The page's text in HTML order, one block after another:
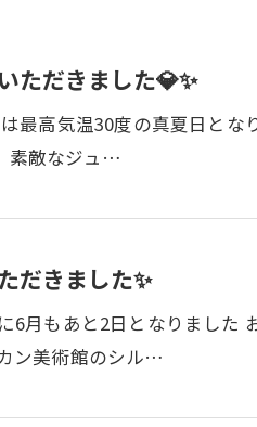
ただきました💎✨
最高気温30度の真夏日と
素敵なジュ…
だきました✨
6月もあと2日となりまし
ン美術館のシル…